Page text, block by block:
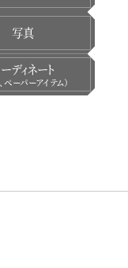
写真
ディネート
ペーパーアイテム）